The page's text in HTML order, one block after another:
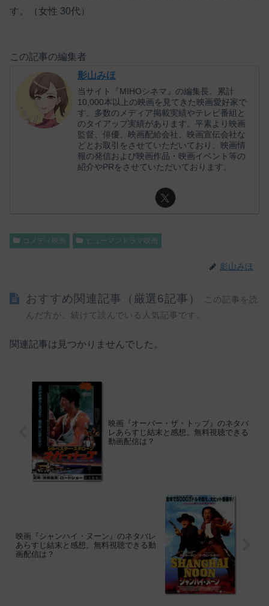
す。（女性 30代）
この記事の編集者
影山みほ
当サイト『MIHOシネマ』の編集長。累計
10,000本以上の映画を見てきた映画愛好家で
す。多数のメディア掲載実績やテレビ番組と
のタイアップ実績があります。平素より映画
監督、俳優、映画配給会社、映画宣伝会社な
どとお取引をさせていただいており、映画情
報の発信および映画作品・映画イベント等の
紹介やPRをさせていただいております。
コメディ映画 ヒューマンドラマ映画
影山みほ
おすすめ関連記事（厳選6記事）
この記事を読
んだ方が、続けて読んでいる人気記事です。
関連記事は見つかりませんでした。
映画『オーバー・ザ・トップ』のネタバ
レあらすじ結末と感想。無料視聴できる
動画配信は？
映画『シャンハイ・ヌーン』のネタバレ
あらすじ結末と感想。無料視聴できる動
画配信は？